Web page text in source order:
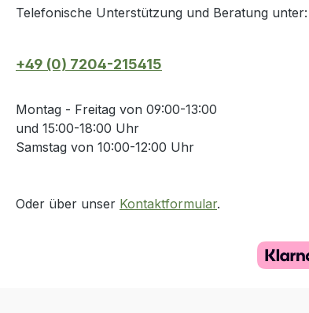
Telefonische Unterstützung und Beratung unter:
+49 (0) 7204-215415
Montag - Freitag von 09:00-13:00
und 15:00-18:00 Uhr
Samstag von 10:00-12:00 Uhr
Oder über unser Kontaktformular.